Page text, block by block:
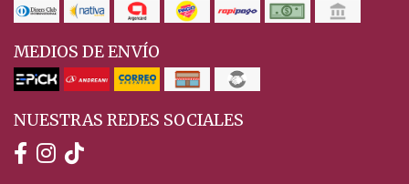
MEDIOS DE ENVÍO
NUESTRAS REDES SOCIALES